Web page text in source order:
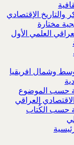
والتاريخ الإقتصادي
مختارة
العلمي الأول
وشمال افريقيا
حسب الموضوع
العراقي
حسب الكُتاب